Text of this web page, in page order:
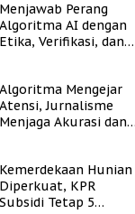
Menjawab Perang
Algoritma AI dengan
Etika, Verifikasi, dan
Algoritma Mengejar
Atensi, Jurnalisme
Menjaga Akurasi dan
Kemerdekaan Hunian
Diperkuat, KPR
Subsidi Tetap 5